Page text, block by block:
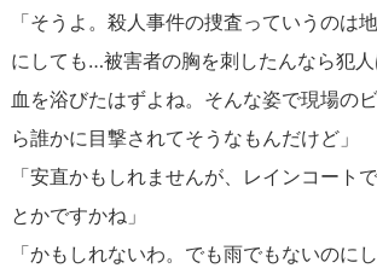
「そうよ。殺人事件の捜査っていうのは
にしても…被害者の胸を刺したんなら犯
血を浴びたはずよね。そんな姿で現場の
ら誰かに目撃されてそうなもんだけど」
「安直かもしれませんが、レインコート
とかですかね」
「かもしれないわ。でも雨でもないのに